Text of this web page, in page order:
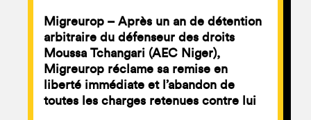
Migreurop – Après un an de détention
arbitraire du défenseur des droits
Moussa Tchangari (AEC Niger),
Migreurop réclame sa remise en
liberté immédiate et l’abandon de
toutes les charges retenues contre lui